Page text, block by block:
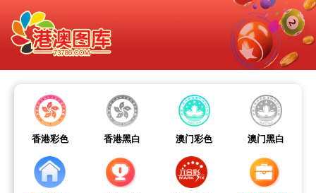
香港彩色 香港黑白 澳门彩色 澳门黑白